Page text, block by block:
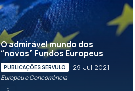
O admirável mundo dos
“novos” Fundos Europeus
PUBLICAÇÕES SÉRVULO 29 Jul 2021
Europeu e Concorrência